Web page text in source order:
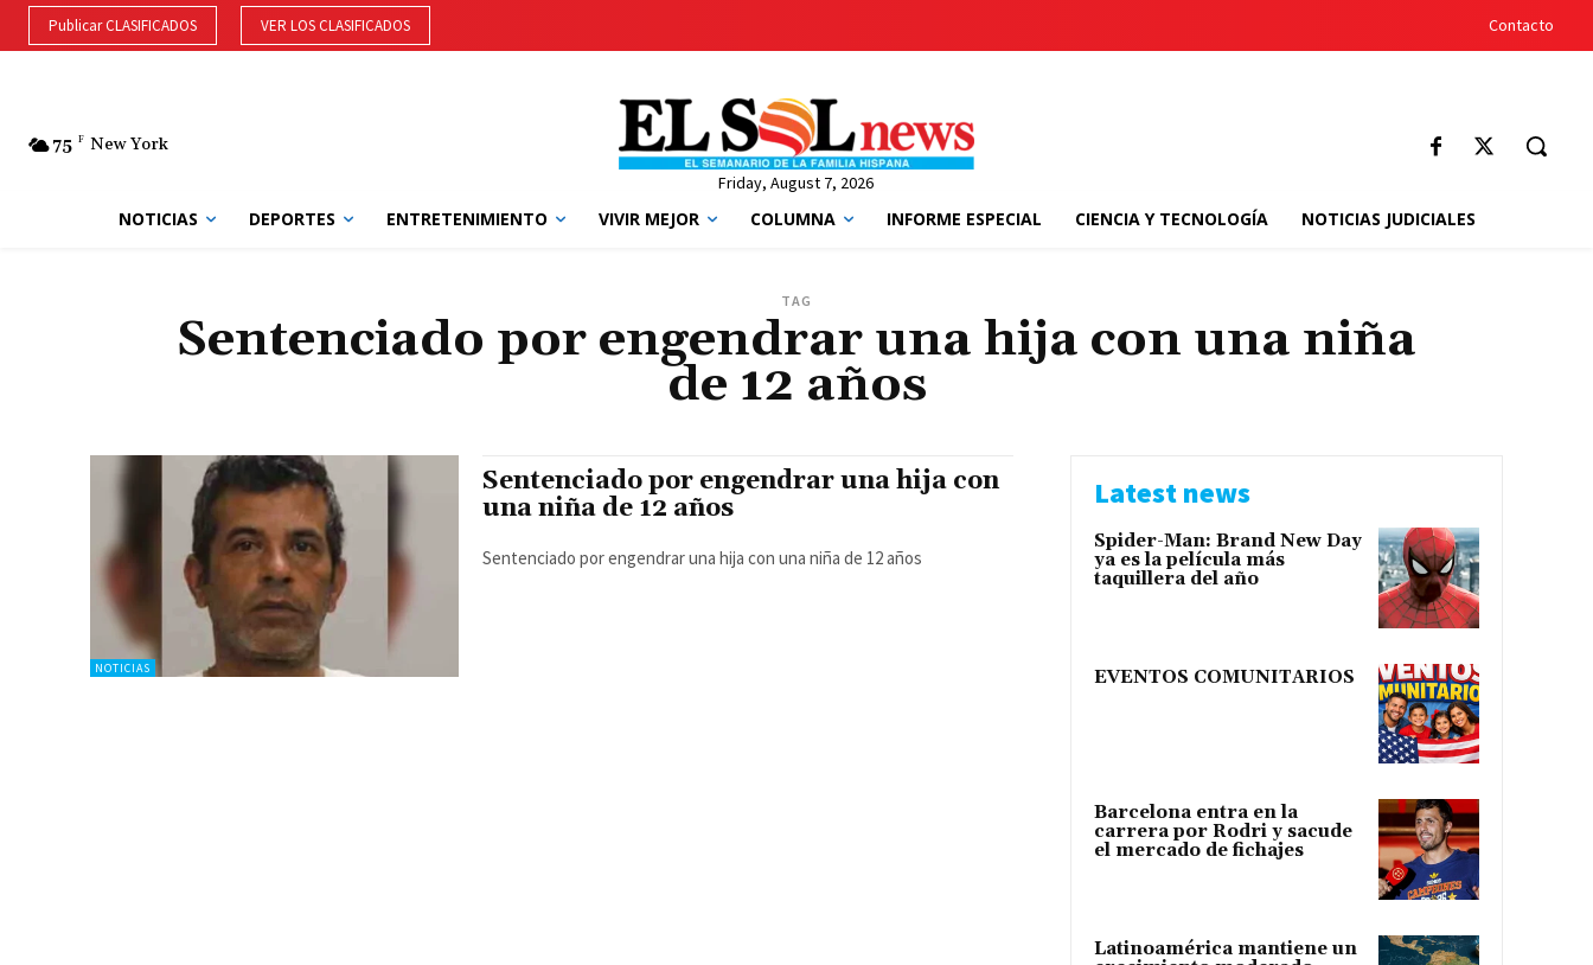
Publicar CLASIFICADOS VER LOS CLASIFICADOS Contacto
75 F New York
Friday, August 7, 2026
NOTICIAS DEPORTES ENTRETENIMIENTO VIVIR MEJOR COLUMNA INFORME ESPECIAL CIENCIA Y TECNOLOGÍA NOTICIAS JUDICIALES
TAG
Sentenciado por engendrar una hija con una niña
de 12 años
NOTICIAS
Sentenciado por engendrar una hija con
una niña de 12 años
Sentenciado por engendrar una hija con una niña de 12 años
Latest news
Spider-Man: Brand New Day
ya es la película más
taquillera del año
EVENTOS COMUNITARIOS
Barcelona entra en la
carrera por Rodri y sacude
el mercado de fichajes
Latinoamérica mantiene un